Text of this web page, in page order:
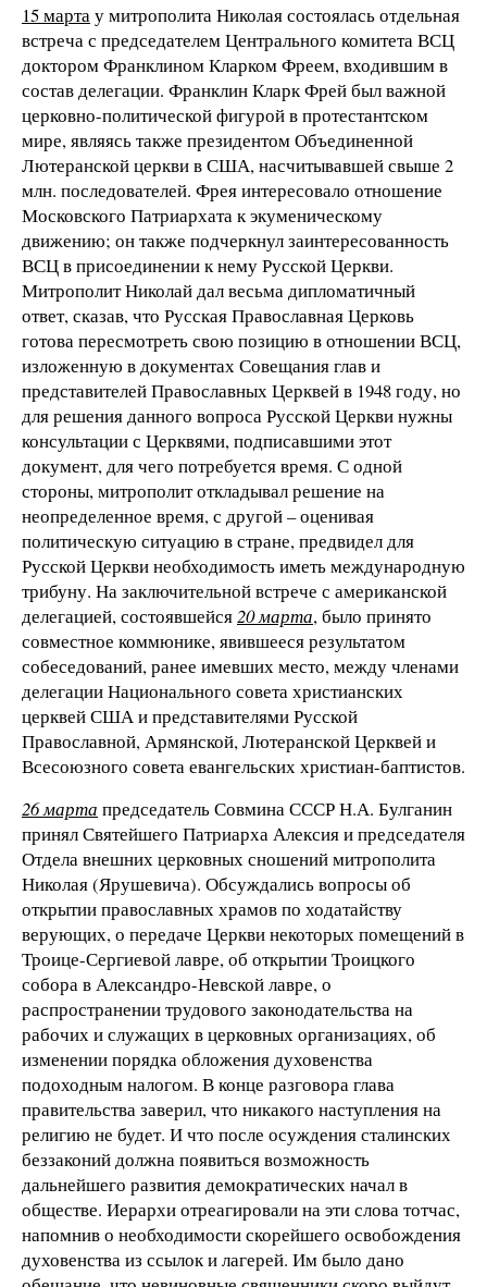
15 марта у митрополита Николая состоялась отдельная
встреча с председателем Центрального комитета ВСЦ
доктором Франклином Кларком Фреем, входившим в
состав делегации. Франклин Кларк Фрей был важной
церковно-политической фигурой в протестантском
мире, являясь также президентом Объединенной
Лютеранской церкви в США, насчитывавшей свыше 2
млн. последователей. Фрея интересовало отношение
Московского Патриархата к экуменическому
движению; он также подчеркнул заинтересованность
ВСЦ в присоединении к нему Русской Церкви.
Митрополит Николай дал весьма дипломатичный
ответ, сказав, что Русская Православная Церковь
готова пересмотреть свою позицию в отношении ВСЦ,
изложенную в документах Совещания глав и
представителей Православных Церквей в 1948 году, но
для решения данного вопроса Русской Церкви нужны
консультации с Церквями, подписавшими этот
документ, для чего потребуется время. С одной
стороны, митрополит откладывал решение на
неопределенное время, с другой – оценивая
политическую ситуацию в стране, предвидел для
Русской Церкви необходимость иметь международную
трибуну. На заключительной встрече с американской
делегацией, состоявшейся 20 марта, было принято
совместное коммюнике, явившееся результатом
собеседований, ранее имевших место, между членами
делегации Национального совета христианских
церквей США и представителями Русской
Православной, Армянской, Лютеранской Церквей и
Всесоюзного совета евангельских христиан-баптистов.
26 марта председатель Совмина СССР Н.А. Булганин
принял Святейшего Патриарха Алексия и председателя
Отдела внешних церковных сношений митрополита
Николая (Ярушевича). Обсуждались вопросы об
открытии православных храмов по ходатайству
верующих, о передаче Церкви некоторых помещений в
Троице-Сергиевой лавре, об открытии Троицкого
собора в Александро-Невской лавре, о
распространении трудового законодательства на
рабочих и служащих в церковных организациях, об
изменении порядка обложения духовенства
подоходным налогом. В конце разговора глава
правительства заверил, что никакого наступления на
религию не будет. И что после осуждения сталинских
беззаконий должна появиться возможность
дальнейшего развития демократических начал в
обществе. Иерархи отреагировали на эти слова тотчас,
напомнив о необходимости скорейшего освобождения
духовенства из ссылок и лагерей. Им было дано